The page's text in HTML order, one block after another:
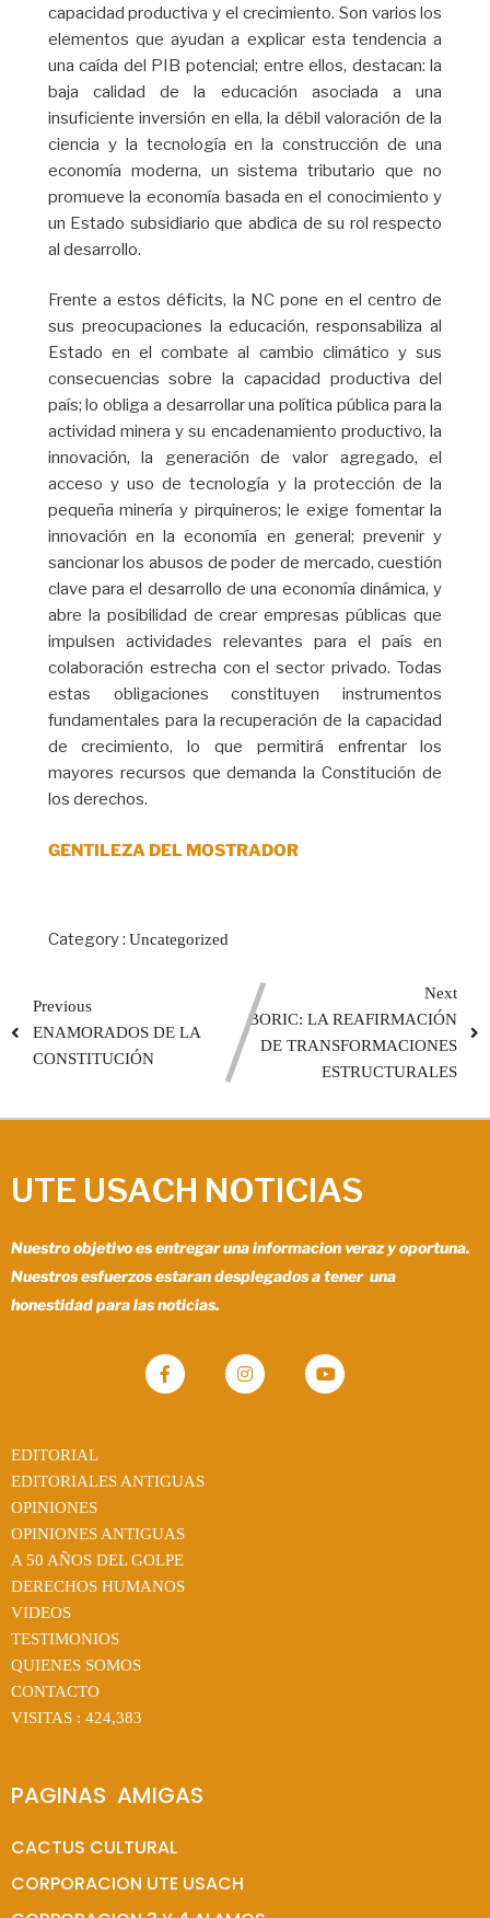
capacidad productiva y el crecimiento. Son varios los
elementos que ayudan a explicar esta tendencia a
una caída del PIB potencial; entre ellos, destacan: la
baja calidad de la educación asociada a una
insuficiente inversión en ella, la débil valoración de la
ciencia y la tecnología en la construcción de una
economía moderna, un sistema tributario que no
promueve la economía basada en el conocimiento y
un Estado subsidiario que abdica de su rol respecto
al desarrollo.
Frente a estos déficits, la NC pone en el centro de
sus preocupaciones la educación, responsabiliza al
Estado en el combate al cambio climático y sus
consecuencias sobre la capacidad productiva del
país; lo obliga a desarrollar una política pública para la
actividad minera y su encadenamiento productivo, la
innovación, la generación de valor agregado, el
acceso y uso de tecnología y la protección de la
pequeña minería y pirquineros; le exige fomentar la
innovación en la economía en general; prevenir y
sancionar los abusos de poder de mercado, cuestión
clave para el desarrollo de una economía dinámica, y
abre la posibilidad de crear empresas públicas que
impulsen actividades relevantes para el país en
colaboración estrecha con el sector privado. Todas
estas obligaciones constituyen instrumentos
fundamentales para la recuperación de la capacidad
de crecimiento, lo que permitirá enfrentar los
mayores recursos que demanda la Constitución de
los derechos.
GENTILEZA DEL MOSTRADOR
Category : Uncategorized
Previous
ENAMORADOS DE LA
CONSTITUCIÓN
Next
BORIC: LA REAFIRMACIÓN
DE TRANSFORMACIONES
ESTRUCTURALES
UTE USACH NOTICIAS
Nuestro objetivo es entregar una informacion veraz y oportuna.
Nuestros esfuerzos estaran desplegados a tener una
honestidad para las noticias.
EDITORIAL
EDITORIALES ANTIGUAS
OPINIONES
OPINIONES ANTIGUAS
A 50 AÑOS DEL GOLPE
DERECHOS HUMANOS
VIDEOS
TESTIMONIOS
QUIENES SOMOS
CONTACTO
VISITAS : 424,383
PAGINAS  AMIGAS
CACTUS CULTURAL
CORPORACION UTE USACH